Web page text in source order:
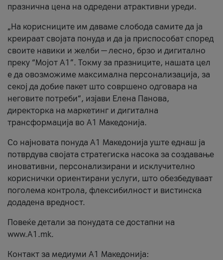
празнична цена на одредени атрактивни уреди.
„На корисниците им даваме слобода самите да ја
креираат својата понуда и да ја приспособат според
своите навики и желби — лесно, брзо и дигитално
преку “Мојот А1”. Токму за празниците, нашата цел
е да овозможиме максимална персонализација, за
секој да добие пакет што совршено одговара на
неговите потреби“, изјави Елена Панова,
директорка на маркетинг и дигитална
трансформација во А1 Македонија.
Со најновата понуда А1 Македонија уште еднаш ја
потврдува својата стратегиска насока за создавање
иновативни, персонализирани и исклучително
кориснички ориентирани услуги, што обезбедуваат
поголема контрола, флексибилност и вистинска
додадена вредност.
Повеќе детали за понудата се достапни на
www.А1.mk.
Контакт за медиуми А1 Македонија: